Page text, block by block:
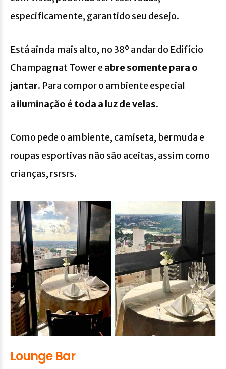
especificamente, garantido seu desejo.
Está ainda mais alto, no 38º andar do Edifício
Champagnat Tower eabre somente para o
jantar. Para compor o ambiente especial
a iluminação é toda a luz de velas.
Como pede o ambiente, camiseta, bermuda e
roupas esportivas não são aceitas, assim como
crianças, rsrsrs.
Lounge Bar